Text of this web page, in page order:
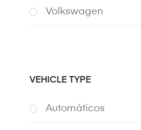
Volkswagen
VEHICLE TYPE
Automáticos